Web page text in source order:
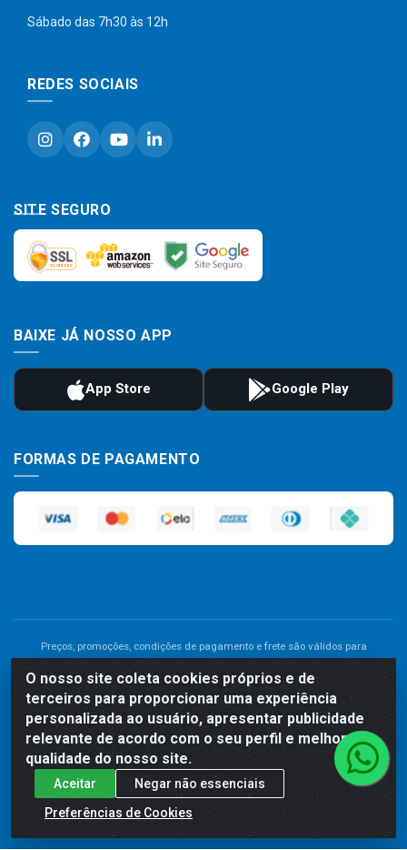
O nosso site coleta cookies próprios e de
terceiros para proporcionar uma experiência
personalizada ao usuário, apresentar publicidade
relevante de acordo com o seu perfil e melhorar a
qualidade do nosso site.
Aceitar
Negar não essenciais
Preferências de Cookies
Sábado das 7h30 às 12h
REDES SOCIAIS
SITE SEGURO
BAIXE JÁ NOSSO APP
FORMAS DE PAGAMENTO
Preços, promoções, condições de pagamento e frete são válidos para
preço de um produto, será válido o preço que for exibido no carrinho de
compras do site no momento do pagamento. As vendas estão sujeitas a
análise e disponibilidade do estoque. Imagens de produtos meramente
ilustrativas.
Comercial de Construção 2001 LTDA - Av. Congresso
Eucarístico, 1179 - São José, Carpina - PE - CEP: 55811-000 -